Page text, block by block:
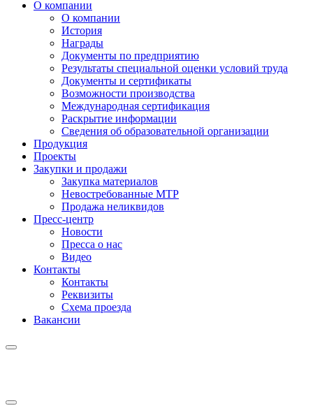
О компании
О компании
История
Награды
Документы по предприятию
Результаты специальной оценки условий труда
Документы и сертификаты
Возможности производства
Международная сертификация
Раскрытие информации
Сведения об образовательной организации
Продукция
Проекты
Закупки и продажи
Закупка материалов
Невостребованные МТР
Продажа неликвидов
Пресс-центр
Новости
Пресса о нас
Видео
Контакты
Контакты
Реквизиты
Схема проезда
Вакансии